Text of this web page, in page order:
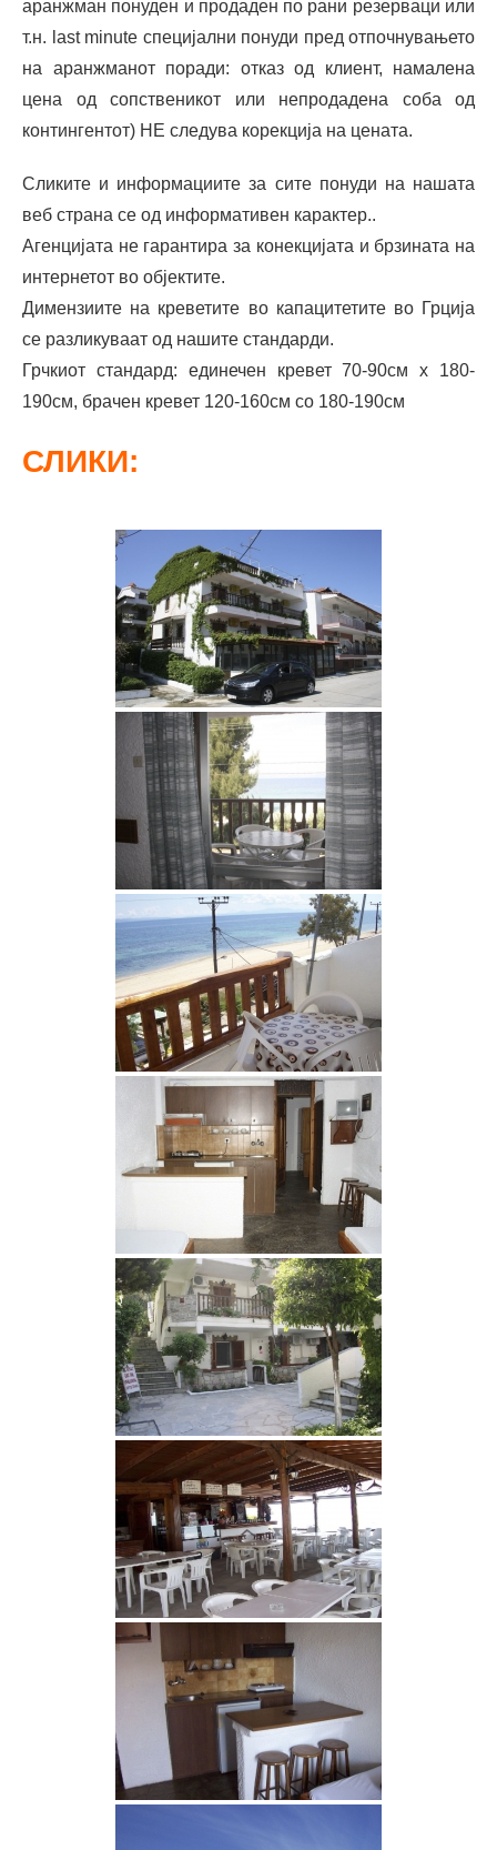
аранжман понуден и продаден по рани резерваци или
т.н. last minute специјални понуди пред отпочнувањето
на аранжманот поради: отказ од клиент, намалена
цена од сопственикот или непродадена соба од
контингентот) НЕ следува корекција на цената.
Сликите и информациите за сите понуди на нашата
веб страна се од информативен карактер..
Агенцијата не гарантира за конекцијата и брзината на
интернетот во објектите.
Димензиите на креветите во капацитетите во Грција
се разликуваат од нашите стандарди.
Грчкиот стандард: единечен кревет 70-90см x 180-
190см, брачен кревет 120-160см со 180-190см
СЛИКИ: